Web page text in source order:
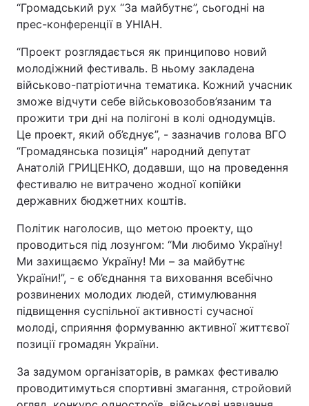
“Громадський рух “За майбутнє”, сьогодні на
прес-конференції в УНІАН.
“Проект розглядається як принципово новий
молодіжний фестиваль. В ньому закладена
військово-патріотична тематика. Кожний учасник
зможе відчути себе військовозобов’язаним та
прожити три дні на полігоні в колі однодумців.
Це проект, який об’єднує”, - зазначив голова ВГО
“Громадянська позиція” народний депутат
Анатолій ГРИЦЕНКО, додавши, що на проведення
фестивалю не витрачено жодної копійки
державних бюджетних коштів.
Політик наголосив, що метою проекту, що
проводиться під лозунгом: “Ми любимо Україну!
Ми захищаємо Україну! Ми – за майбутнє
України!”, - є об’єднання та виховання всебічно
розвинених молодих людей, стимулювання
підвищення суспільної активності сучасної
молоді, сприяння формуванню активної життєвої
позиції громадян України.
За задумом організаторів, в рамках фестивалю
проводитимуться спортивні змагання, стройовий